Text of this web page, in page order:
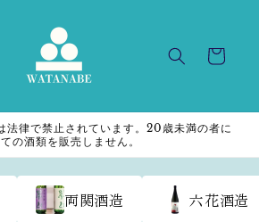
Cart
法律で禁止されています。20歳未満の者に
の酒類を販売しません。
両関酒造 六花酒造